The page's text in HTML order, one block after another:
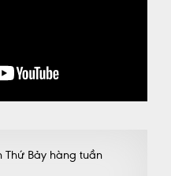
Thứ Bảy hàng tuần